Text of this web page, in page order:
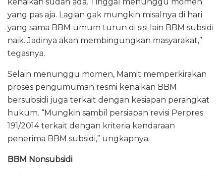
kenaikan sudah ada. Tinggal menunggu momen
yang pas aja. Lagian gak mungkin misalnya di hari
yang sama BBM umum turun di sisi lain BBM subsidi
naik. Jadinya akan membingungkan masyarakat,”
tegasnya.
Selain menunggu momen, Mamit memperkirakan
proses pengumuman resmi kenaikan BBM
bersubsidi juga terkait dengan kesiapan perangkat
hukum. “Mungkin sambil persiapan revisi Perpres
191/2014 terkait dengan kriteria kendaraan
penerima BBM subsidi,” ungkapnya.
BBM Nonsubsidi